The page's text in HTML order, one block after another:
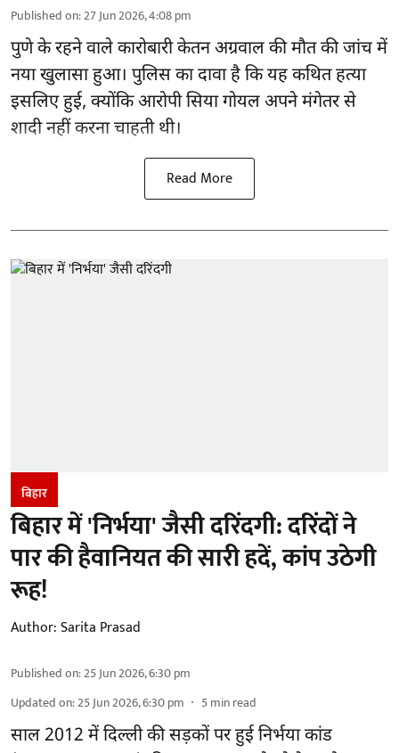
Published on:27 Jun 2026, 4:08 pm
पुणे के रहने वाले कारोबारी केतन अग्रवाल की मौत की जांच में
नया खुलासा हुआ। पुलिस का दावा है कि यह कथित हत्या
इसलिए हुई, क्योंकि आरोपी सिया गोयल अपने मंगेतर से
शादी नहीं करना चाहती थी।
Read More
बिहार
बिहार में 'निर्भया' जैसी दरिंदगी: दरिंदों ने
पार की हैवानियत की सारी हदें, कांप उठेगी
रूह!
Author:Sarita Prasad
Published on:25 Jun 2026, 6:30 pm
Updated on:25 Jun 2026, 6:30 pm 5min read
साल 2012 में दिल्ली की सड़कों पर हुई निर्भया कांड